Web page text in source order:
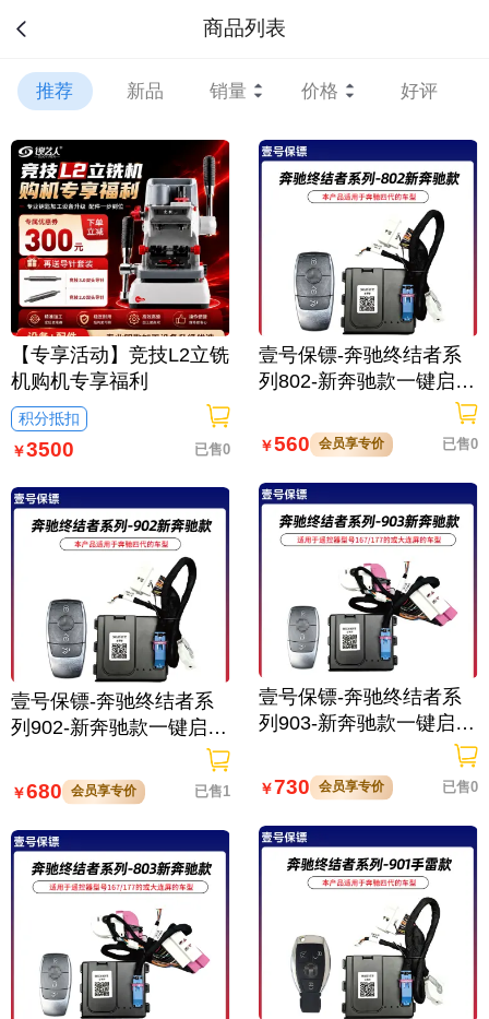
商品列表
推荐 新品 销量 价格 好评
【专享活动】竞技L2立铣
机购机专享福利
积分抵扣
￥3500 已售0
壹号保镖-奔驰终结者系
列902-新奔驰款一键启动
￥680 会员享专价 已售1
壹号保镖-奔驰终结者系
列802-新奔驰款一键启动
￥560 会员享专价 已售0
壹号保镖-奔驰终结者系
列903-新奔驰款一键启动
￥730 会员享专价 已售0